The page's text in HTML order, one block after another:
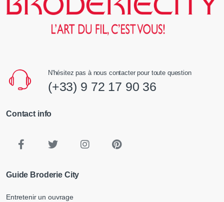
N'hésitez pas à nous contacter pour toute question
(+33) 9 72 17 90 36
Contact info
Guide Broderie City
Entretenir un ouvrage